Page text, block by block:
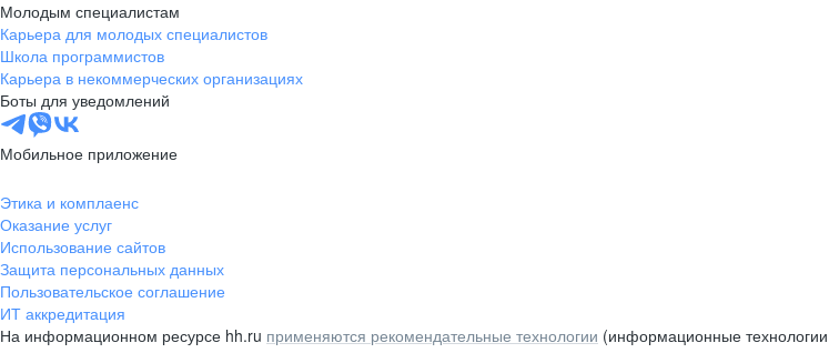
Молодым специалистам
Карьера для молодых специалистов
Школа программистов
Карьера в некоммерческих организациях
Боты для уведомлений
Мобильное приложение
Этика и комплаенс
Оказание услуг
Использование сайтов
Защита персональных данных
Пользовательское соглашение
ИТ аккредитация
На информационном ресурсе hh.ru применяются рекомендательные технологии (информационные